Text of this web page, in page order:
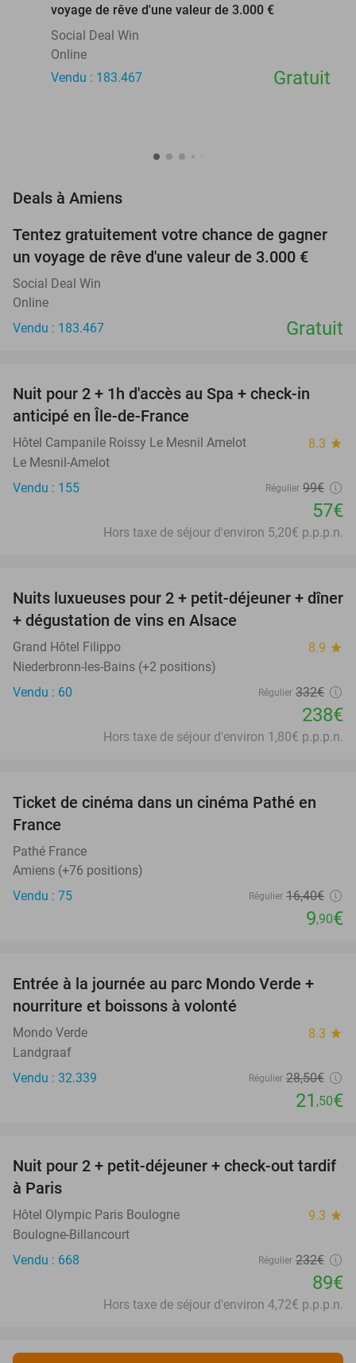
voyage de rêve d'une valeur de 3.000 €
Social Deal Win
Online
Vendu : 183.467
Gratuit
Deals à Amiens
Tentez gratuitement votre chance de gagner
un voyage de rêve d'une valeur de 3.000 €
Social Deal Win
Online
Vendu : 183.467
Gratuit
42%
Nuit pour 2 + 1h d'accès au Spa + check-in
anticipé en Île-de-France
Hôtel Campanile Roissy Le Mesnil Amelot 8.3 star
Le Mesnil-Amelot
Vendu : 155
Régulier 99€
57€
Hors taxe de séjour d'environ 5,20€ p.p.p.n.
28%
Nuits luxueuses pour 2 + petit-déjeuner + dîner
+ dégustation de vins en Alsace
Grand Hôtel Filippo 8.9 star
Niederbronn-les-Bains (+2 positions)
Vendu : 60
Régulier 332€
238€
Hors taxe de séjour d'environ 1,80€ p.p.p.n.
40%
Ticket de cinéma dans un cinéma Pathé en
France
Pathé France
Amiens (+76 positions)
Vendu : 75
Régulier 16,40€
9,90€
25%
Entrée à la journée au parc Mondo Verde +
nourriture et boissons à volonté
Mondo Verde 8.3 star
Landgraaf
Vendu : 32.339
Régulier 28,50€
21 ,50€
62%
Nuit pour 2 + petit-déjeuner + check-out tardif
à Paris
Hôtel Olympic Paris Boulogne 9.3 star
Boulogne-Billancourt
Vendu : 668
Régulier 232€
89€
Hors taxe de séjour d'environ 4,72€ p.p.p.n.